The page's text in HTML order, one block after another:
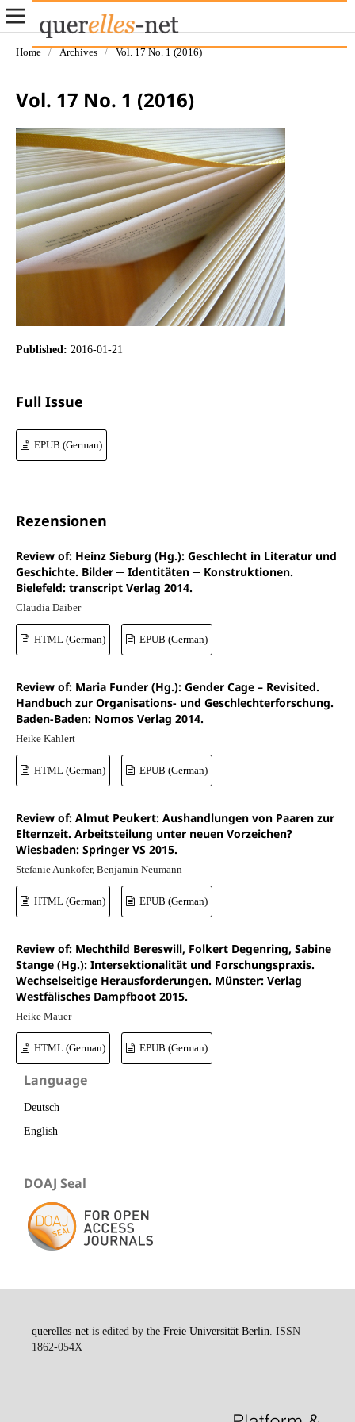
Home / Archives / Vol. 17 No. 1 (2016)
Vol. 17 No. 1 (2016)
Published: 2016-01-21
Full Issue
EPUB (German)
Rezensionen
Review of: Heinz Sieburg (Hg.): Geschlecht in Literatur und
Geschichte. Bilder ─ Identitäten ─ Konstruktionen.
Bielefeld: transcript Verlag 2014.
Claudia Daiber
HTML (German) EPUB (German)
Review of: Maria Funder (Hg.): Gender Cage – Revisited.
Handbuch zur Organisations- und Geschlechterforschung.
Baden-Baden: Nomos Verlag 2014.
Heike Kahlert
HTML (German) EPUB (German)
Review of: Almut Peukert: Aushandlungen von Paaren zur
Elternzeit. Arbeitsteilung unter neuen Vorzeichen?
Wiesbaden: Springer VS 2015.
Stefanie Aunkofer, Benjamin Neumann
HTML (German) EPUB (German)
Review of: Mechthild Bereswill, Folkert Degenring, Sabine
Stange (Hg.): Intersektionalität und Forschungspraxis.
Wechselseitige Herausforderungen. Münster: Verlag
Westfälisches Dampfboot 2015.
Heike Mauer
HTML (German) EPUB (German)
Language
Deutsch
English
DOAJ Seal
querelles-netis edited by theFreie Universität Berlin . ISSN
1862-054X